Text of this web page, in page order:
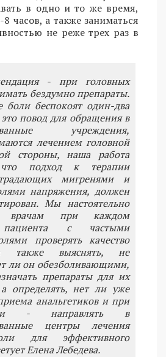
в одно и то же время,
часов, а также заниматься
не реже трех раз в
- при головных
бездумно препараты.
боли беспокоят один-два
повод для обращения в
учреждения,
лечением головной
стороны, наша работа
что подход к терапии
мигренями и
напряжения, должен
Мы настоятельно
врачам при каждом
с частыми
проверять качество
выяснять, не
ли он обезболивающими,
препараты для их
определять, нет ли уже
анальгетиков и при
- направлять в
центры лечения
для эффективного
Елена Лебедева.